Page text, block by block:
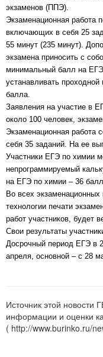
экзаменов (ППЭ).
Экзаменационная работа
включающих в себя 25
55 минут (235 минут).
экзамена приносить с
минимальный балл на ЕГЭ
устанавливать проходной
балла.
Заявления на участие в
около 100 человек,
Экзаменационная работа
себя 35 заданий. На ее
Участники ЕГЭ по химии
непрограммируемый
на ЕГЭ по химии – 36
Во всех
технологии печати
работ участников, будет
Свои результаты
Досрочный период ЕГЭ в
апреля, основной – с 28
Источник этой новости
информации и оценки
( http://www.burinko.ru/